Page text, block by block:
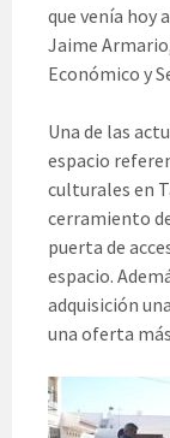
que venía hoy
Jaime
Económico y
Una de las
espacio
culturales en
cerramiento
puerta de
espacio.
adquisición
una oferta